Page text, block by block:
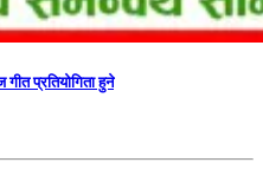
प्रतियोगिता हुने